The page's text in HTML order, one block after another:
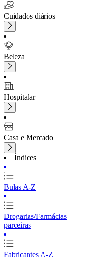
Cuidados diários
Beleza
Hospitalar
Casa e Mercado
Índices
Bulas A-Z
Drogarias/Farmácias
parceiras
Fabricantes A-Z